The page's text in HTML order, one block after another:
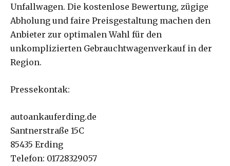
Unfallwagen. Die kostenlose Bewertung, zügige
Abholung und faire Preisgestaltung machen den
Anbieter zur optimalen Wahl für den
unkomplizierten Gebrauchtwagenverkauf in der
Region.
Pressekontak:
autoankauferding.de
Santnerstraße 15C
85435 Erding
Telefon: 01728329057